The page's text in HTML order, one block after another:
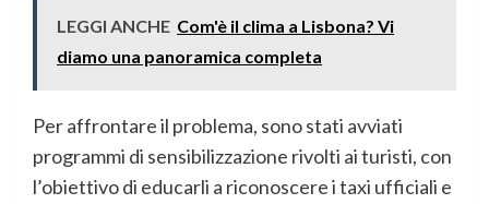
LEGGI ANCHE Com'è il clima a Lisbona? Vi
diamo una panoramica completa
Per affrontare il problema, sono stati avviati
programmi di sensibilizzazione rivolti ai turisti, con
l’obiettivo di educarli a riconoscere i taxi ufficiali e